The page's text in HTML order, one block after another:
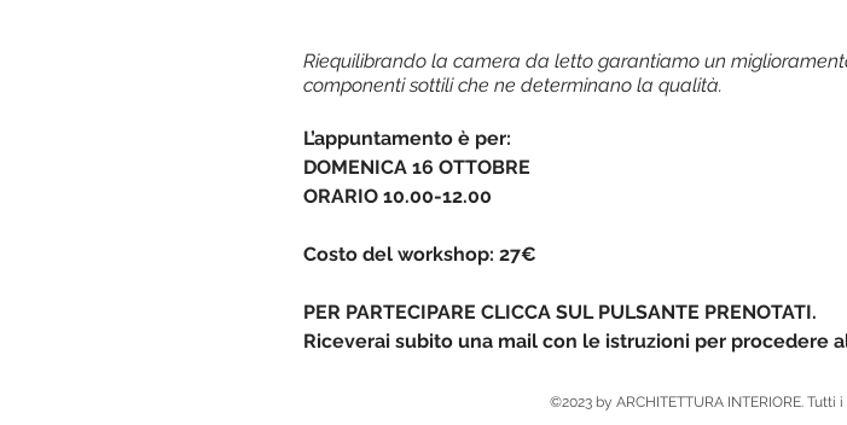
Riequilibrando la camera da letto garantiamo un
componenti sottili che ne determinano la qualità.
L’appuntamento è per:
DOMENICA 16 OTTOBRE
ORARIO 10.00-12.00
Costo del workshop: 27€
PER PARTECIPARE CLICCA SUL PULSANTE PRENOTATI.
Riceverai subito una mail con le istruzioni per procedere
©2023 by ARCHITETTURA INTERIORE.